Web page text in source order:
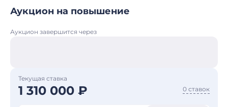
Аукцион на повышение
Аукцион завершится через
Текущая ставка
1 310 000 ₽ 0 ставок